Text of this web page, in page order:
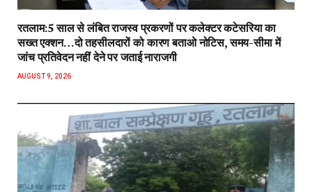
रतलाम:5 साल से लंबित राजस्व प्रकरणों पर कलेक्टर कटेसरिया का
सख्त एक्शन…दो तहसीलदारों को कारण बताओ नोटिस, समय-सीमा में
जांच प्रतिवेदन नहीं देने पर जताई नाराजगी
AUGUST 9, 2026